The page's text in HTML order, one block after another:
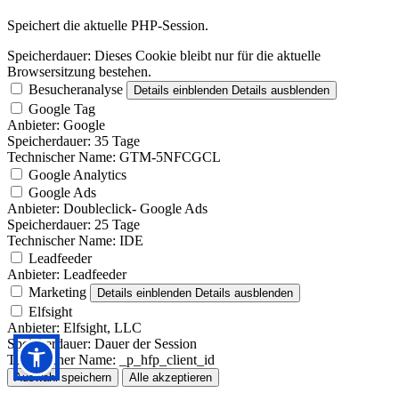
Speichert die aktuelle PHP-Session.
Speicherdauer: Dieses Cookie bleibt nur für die aktuelle
Browsersitzung bestehen.
Besucheranalyse
Details einblenden Details ausblenden
Google Tag
Anbieter: Google
Speicherdauer: 35 Tage
Technischer Name: GTM-5NFCGCL
Google Analytics
Google Ads
Anbieter: Doubleclick- Google Ads
Speicherdauer: 25 Tage
Technischer Name: IDE
Leadfeeder
Anbieter: Leadfeeder
Marketing
Details einblenden Details ausblenden
Elfsight
Anbieter: Elfsight, LLC
Speicherdauer: Dauer der Session
Technischer Name: _p_hfp_client_id
Auswahl speichern Alle akzeptieren